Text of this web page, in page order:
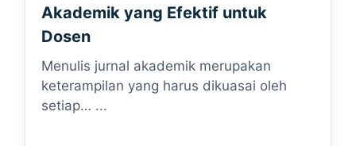
Akademik yang Efektif untuk
Dosen
Menulis jurnal akademik merupakan
keterampilan yang harus dikuasai oleh
setiap… ...